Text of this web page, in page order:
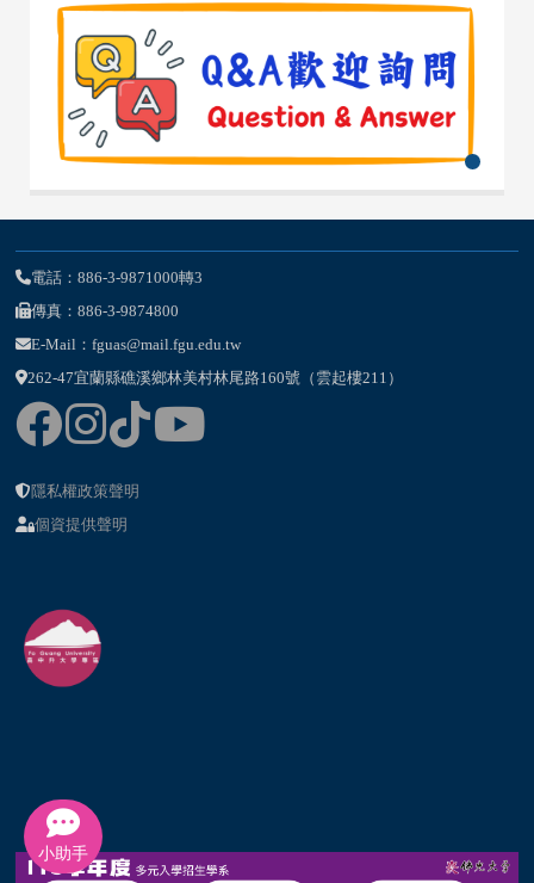
電話：886-3-9871000轉3
傳真：886-3-9874800
E-Mail：fguas@mail.fgu.edu.tw
262-47宜蘭縣礁溪鄉林美村林尾路160號（雲起樓211）
隱私權政策聲明
個資提供聲明
小助手